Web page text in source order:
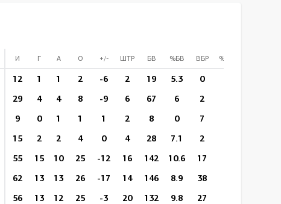
И Г А О +/- ШТР БВ %БВ ВБР %ВБР
12 1 1 2 -6 2 19 5.3 0
29 4 4 8 -9 6 67 6 2
9 0 1 1 1 2 8 0 7
15 2 2 4 0 4 28 7.1 2
55 15 10 25 -12 16 142 10.6 17
62 13 13 26 -17 14 146 8.9 38
56 13 12 25 -3 20 132 9.8 27